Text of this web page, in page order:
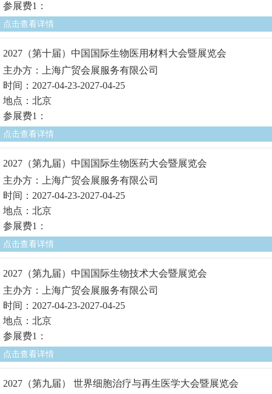
参展费1：
点击查看详情
2027（第十届）中国国际生物医用材料大会暨展览会
主办方：上海广贸会展服务有限公司
时间：2027-04-23-2027-04-25
地点：北京
参展费1：
点击查看详情
2027（第九届）中国国际生物医药大会暨展览会
主办方：上海广贸会展服务有限公司
时间：2027-04-23-2027-04-25
地点：北京
参展费1：
点击查看详情
2027（第九届）中国国际生物技术大会暨展览会
主办方：上海广贸会展服务有限公司
时间：2027-04-23-2027-04-25
地点：北京
参展费1：
点击查看详情
2027（第九届） 世界细胞治疗与再生医学大会暨展览会